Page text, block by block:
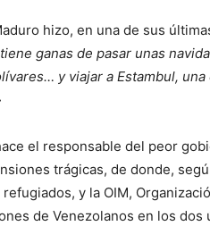
hizo, en una de sus
ganas de pasar unas
y viajar a Estambul,
el responsable del peor
trágicas, de donde,
y la OIM,
de Venezolanos en los dos